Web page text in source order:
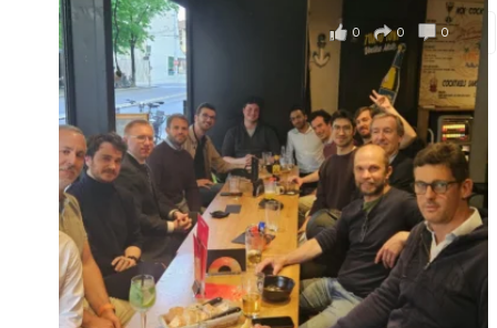
Charger plus Suivre sur Instagram
0 0 0
Voir sur Facebook
Connexion
Identifiant oublié ?
Mot de passe
oublié ?